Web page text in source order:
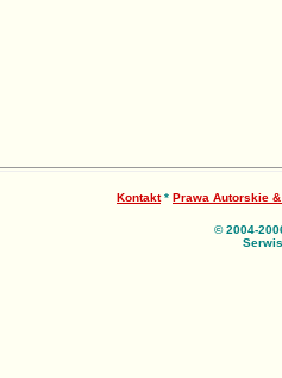
Kontakt* Prawa Autorskie &
© 2004-